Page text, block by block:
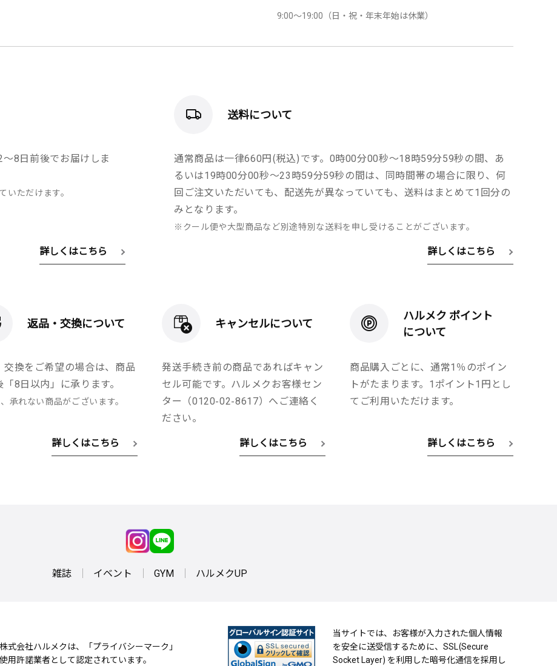
9:00～19:00（日・祝・年末年始は休業）
8日前後でお届けしま
ただけます。
詳しくはこちら
送料について
通常商品は一律660円(税込)です。0時00分00秒～18時59分59秒の間、あ
るいは19時00分00秒～23時59分59秒の間は、同時間帯の場合に限り、何
回ご注文いただいても、配送先が異なっていても、送料はまとめて1回分の
みとなります。
※クール便や大型商品など別途特別な送料を申し受けることがございます。
詳しくはこちら
返品・交換について
交換をご希望の場合は、商品
8日以内」に承ります。
承れない商品がございます。
詳しくはこちら
キャンセルについて
発送手続き前の商品であればキャン
セル可能です。ハルメクお客様セン
ター（0120-02-8617）へご連絡く
ださい。
詳しくはこちら
ハルメク ポイント
について
商品購入ごとに、通常1％のポイン
トがたまります。1ポイント1円とし
てご利用いただけます。
詳しくはこちら
雑誌 イベント GYM ハルメクUP
株式会社ハルメクは、「プライバシーマーク」
使用許諾業者として認定されています。
当サイトでは、お客様が入力された個人情報
を安全に送受信するために、SSL(Secure
Socket Layer) を利用した暗号化通信を採用し